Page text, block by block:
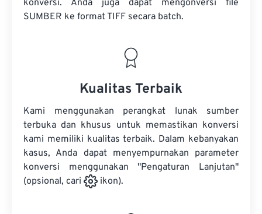
konversi. Anda juga dapat mengonversi file
SUMBER ke format TIFF secara batch.
Kualitas Terbaik
Kami menggunakan perangkat lunak sumber
terbuka dan khusus untuk memastikan konversi
kami memiliki kualitas terbaik. Dalam kebanyakan
kasus, Anda dapat menyempurnakan parameter
konversi menggunakan "Pengaturan Lanjutan"
(opsional, cari
ikon).